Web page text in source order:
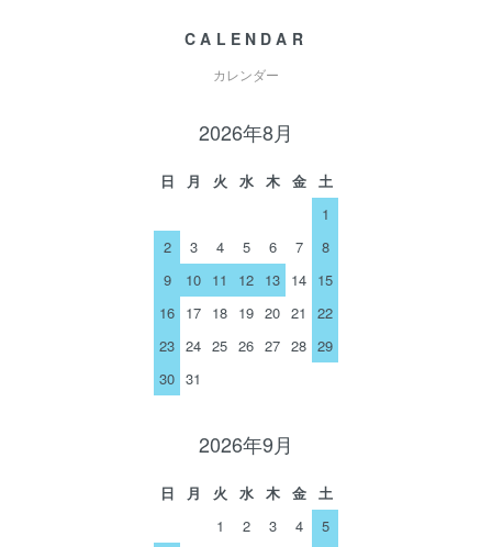
CALENDAR
カレンダー
2026年8月
日 月 火 水 木 金
土
1
2
3 4 5 6 7
8
9
10 11 12 13 14 15
16 17 18 19 20 21
22
23 24 25 26 27 28 29
30 31
2026年9月
日 月 火 水 木 金
土
1
2 3 4
5